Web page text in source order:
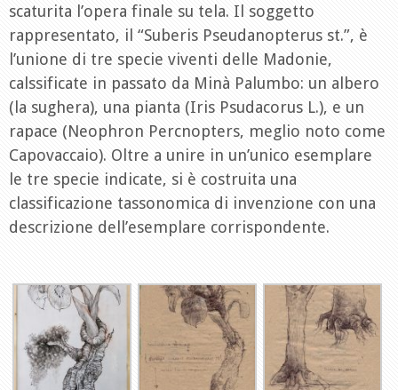
scaturita l’opera finale su tela. Il soggetto
rappresentato, il “Suberis Pseudanopterus st.”, è
l’unione di tre specie viventi delle Madonie,
calssificate in passato da Minà Palumbo: un albero
(la sughera), una pianta (Iris Psudacorus L.), e un
rapace (Neophron Percnopters, meglio noto come
Capovaccaio). Oltre a unire in un’unico esemplare
le tre specie indicate, si è costruita una
classificazione tassonomica di invenzione con una
descrizione dell’esemplare corrispondente.